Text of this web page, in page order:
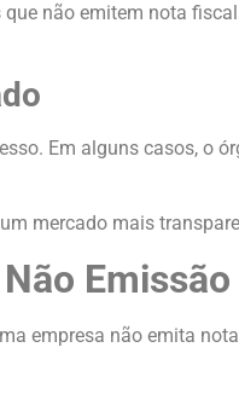
não emitem nota
Em alguns casos, o
mercado mais
empresa não emita